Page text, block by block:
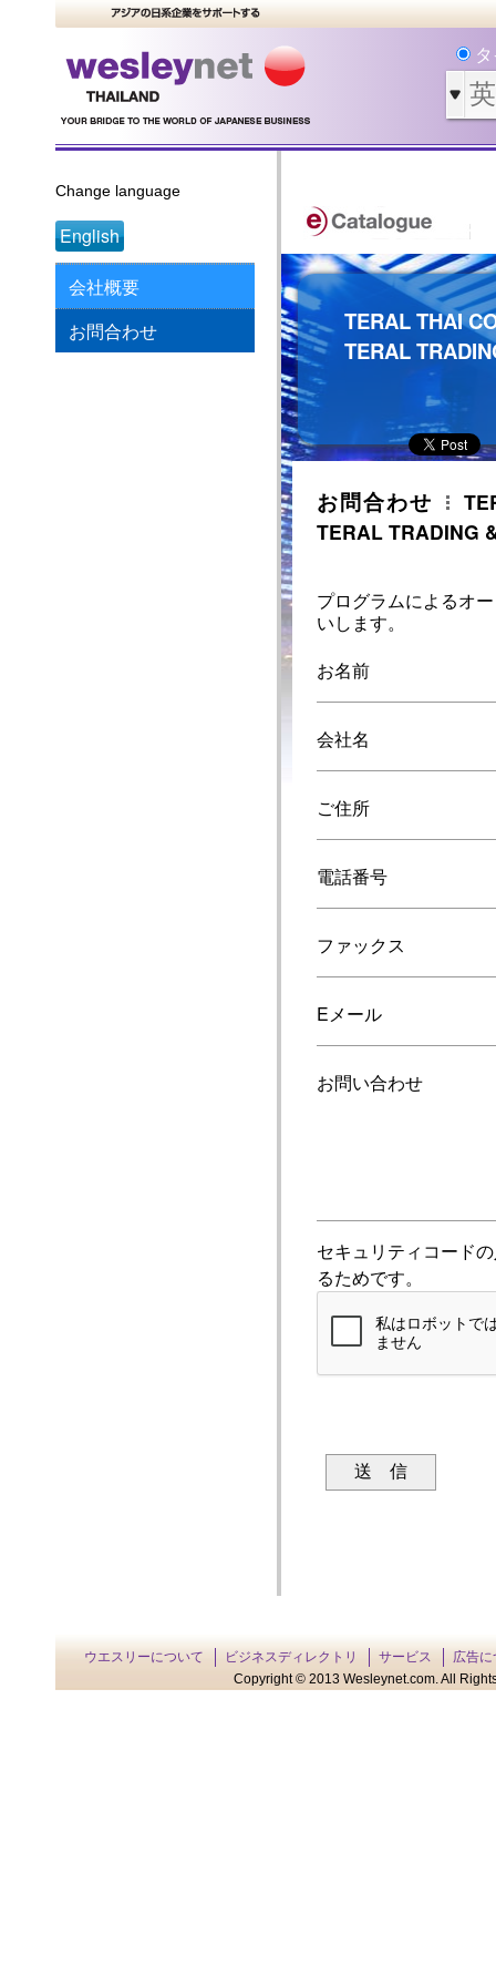
Change language
English
会社概要
お問合わせ
TERAL THAI
TERAL
お問合わせ
TERAL TRADING
プログラムによるオ
いします。
お名前
会社名
ご住所
電話番号
ファックス
Eメール
お問い合わせ
セキュリティコード
るためです。
ウエスリーについて ビジネスディレクトリ サービス
広告に
Copyright © 2013 Wesleynet.com. All